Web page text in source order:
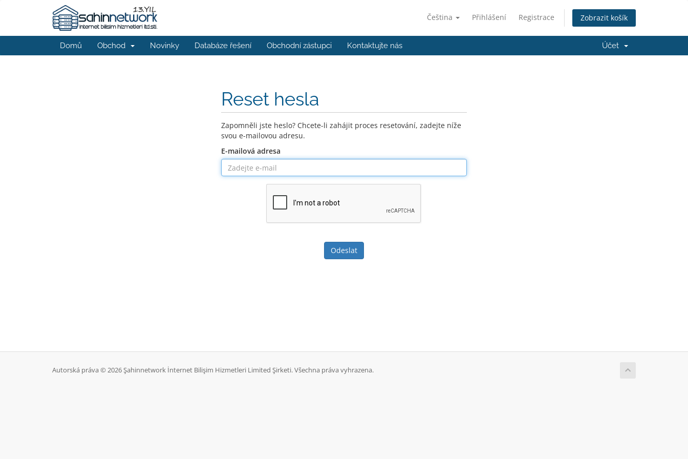
Čeština Přihlášení Registrace Zobrazit košík
Domů Obchod Novinky Databáze řešení Obchodní zástupci Kontaktujte nás Účet
Reset hesla
Zapomněli jste heslo? Chcete-li zahájit proces resetování, zadejte níže
svou e-mailovou adresu.
E-mailová adresa
Odeslat
Autorská práva © 2026 Şahinnetwork İnternet Bilişim Hizmetleri Limited Şirketi. Všechna práva vyhrazena.